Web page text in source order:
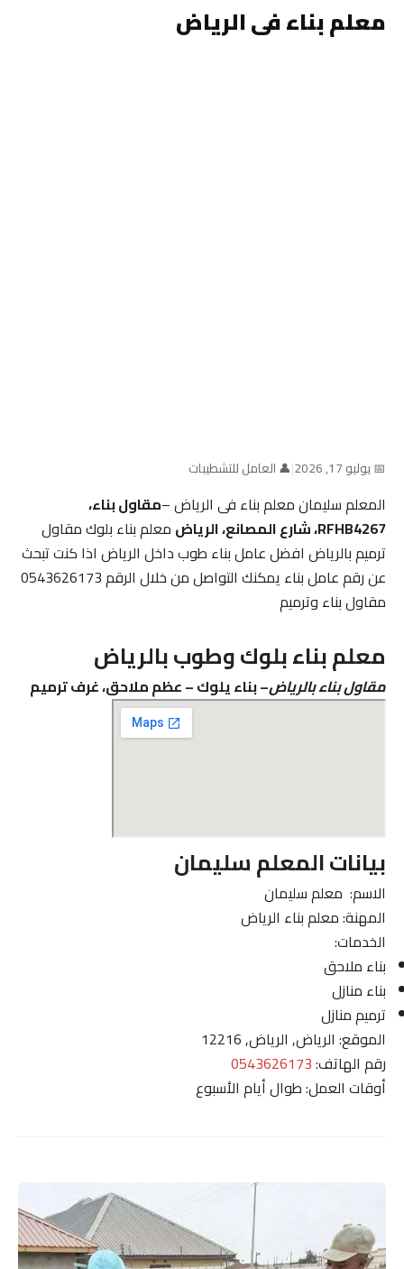
معلم بناء فى الرياض
📅 يوليو 17, 2026 |👤 العامل للتشطيبات
المعلم سليمان معلم بناء فى الرياض –مقاول بناء،
RFHB4267، شارع المصانع، الرياض
معلم بناء بلوك مقاول
ترميم بالرياض افضل عامل بناء طوب داخل الرياض اذا كنت تبحث
عن رقم عامل بناء يمكنك التواصل من خلال الرقم 0543626173
مقاول بناء وترميم
معلم بناء بلوك وطوب بالرياض
مقاول بناء بالرياض– بناء يلوك – عظم ملاحق، غرف ترميم
بيانات المعلم سليمان
الاسم: معلم سليمان
المهنة: معلم بناء الرياض
الخدمات:
بناء ملاحق
بناء منازل
ترميم منازل
الموقع: الرياض, الرياض, 12216
رقم الهاتف:0543626173
أوقات العمل: طوال أيام الأسبوع